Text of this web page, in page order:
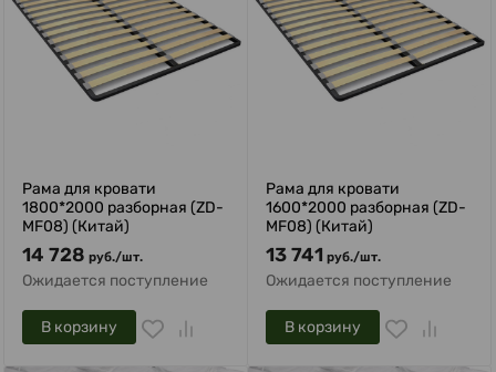
Рама для кровати
1800*2000 разборная (ZD-
MF08) (Китай)
14 728 руб./шт.
Ожидается поступление
В корзину
Рама для кровати
1600*2000 разборная (ZD-
MF08) (Китай)
13 741 руб./шт.
Ожидается поступление
В корзину